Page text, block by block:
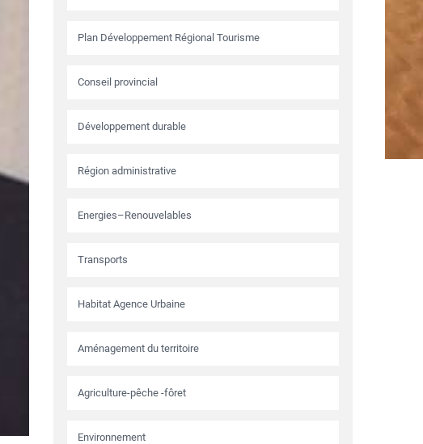
Plan Développement Régional Tourisme
Conseil provincial
Développement durable
Région administrative
Energies–Renouvelables
Transports
Habitat Agence Urbaine
Aménagement du territoire
Agriculture-pêche -fôret
Environnement